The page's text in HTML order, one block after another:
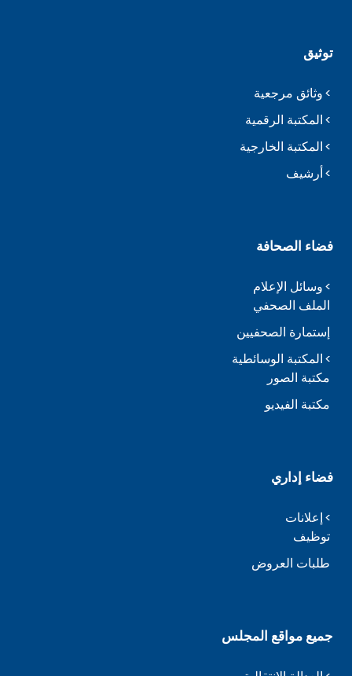
توثيق
وثائق مرجعية
المكتبة الرقمية
المكتبة الخارجية
أرشيف
فضاء الصحافة
وسائل الإعلام
الملف الصحفي
إستمارة الصحفيين
المكتبة الوسائطية
مكتبة الصور
مكتبة الفيديو
فضاء إداري
إعلانات
توظيف
طلبات العروض
جميع مواقع المجلس